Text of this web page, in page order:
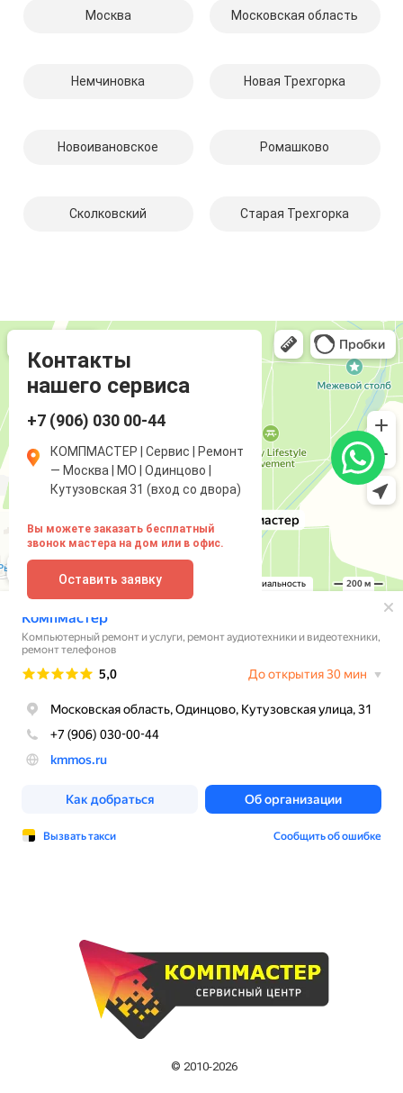
Москва Московская область
Немчиновка Новая Трехгорка
Новоивановское Ромашково
Сколковский Старая Трехгорка
Контакты
нашего сервиса
+7 (906) 030 00-44
КОМПМАСТЕР | Сервис | Ремонт
— Москва | МО | Одинцово |
Кутузовская 31 (вход со двора)
Вы можете заказать бесплатный
звонок мастера на дом или в офис.
Оставить заявку
Компмастер
Ремонт аудиотехники и видеотехники в Одинцово
© 2010-2026